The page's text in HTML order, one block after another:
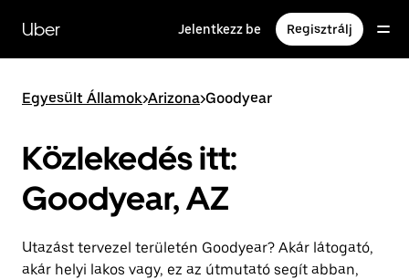
tartalomra
Uber Jelentkezz be Regisztrálj
Egyesült Államok>Arizona>Goodyear
Közlekedés itt:
Goodyear, AZ
Utazást tervezel területén Goodyear? Akár látogató,
akár helyi lakos vagy, ez az útmutató segít abban,